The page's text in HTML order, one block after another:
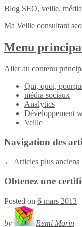
Blog SEO, veille,
Ma Veille consultant
Menu
Aller au contenu
Qui, quoi,
média sociaux
Analytics
Développement
Veille
Navigation des
← Articles plus anciens
Obtenez une
Posted on 6 mars 2013
by
Rémi Morin